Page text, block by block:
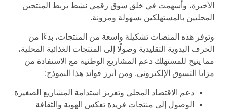
الأخيرة، وأسهمت في خلق سوق رقمي نشط يربط المنتجين
المحليين بالمستهلكين بسهولة ومرونة.
وتوفر هذه المنصات تشكيلة واسعة من المنتجات، بدءًا من
الحرف اليدوية التقليدية وصولًا إلى المنتجات الغذائية المحلية،
مما يتيح للمستهلك دعم المشاريع الوطنية مع الاستفادة من
مزايا التسوق الإلكتروني. ومن أبرز فوائد هذا النموذج:
دعم الاقتصاد المحلي وتعزيز استدامة المشاريع الصغيرة
الوصول إلى منتجات فريدة تعكس الهوية والثقافة